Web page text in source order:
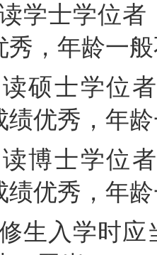
学士学位
秀，年龄一
硕士学位
绩优秀，年
博士学位
绩优秀，年
生入学时